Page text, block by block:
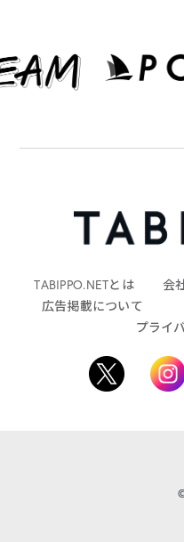
TABIPPO.NETとは 会
広告掲載について
プライ